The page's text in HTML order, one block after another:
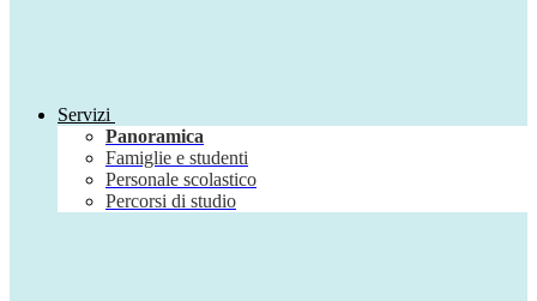
Servizi
Panoramica
Famiglie e studenti
Personale scolastico
Percorsi di studio